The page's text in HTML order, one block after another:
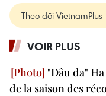
Theo dõi VietnamPlus
VOIR PLUS
"Dâu da"
de la saison des